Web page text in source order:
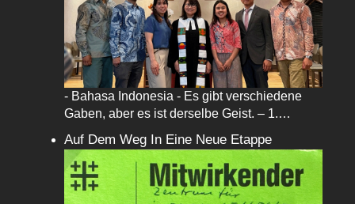
- Bahasa Indonesia - Es gibt verschiedene
Gaben, aber es ist derselbe Geist. – 1.…
Auf Dem Weg In Eine Neue Etappe